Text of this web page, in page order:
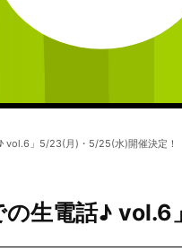
vol.6」5/23(月)・5/25(水)開催決定！
の生電話♪